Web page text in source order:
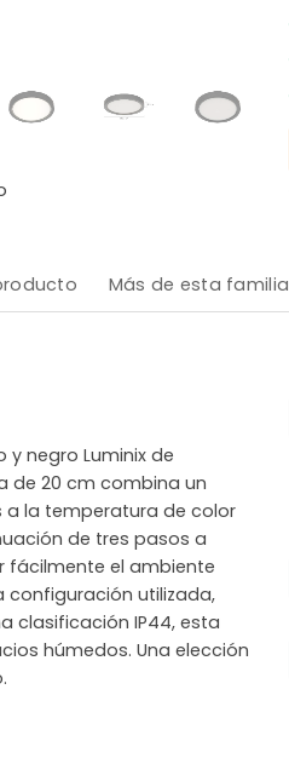
Más de esta familia
negro Luminix de
de 20 cm combina un
a la temperatura de color
de tres pasos a
fácilmente el ambiente
configuración utilizada,
clasificación IP44, esta
húmedos. Una elección